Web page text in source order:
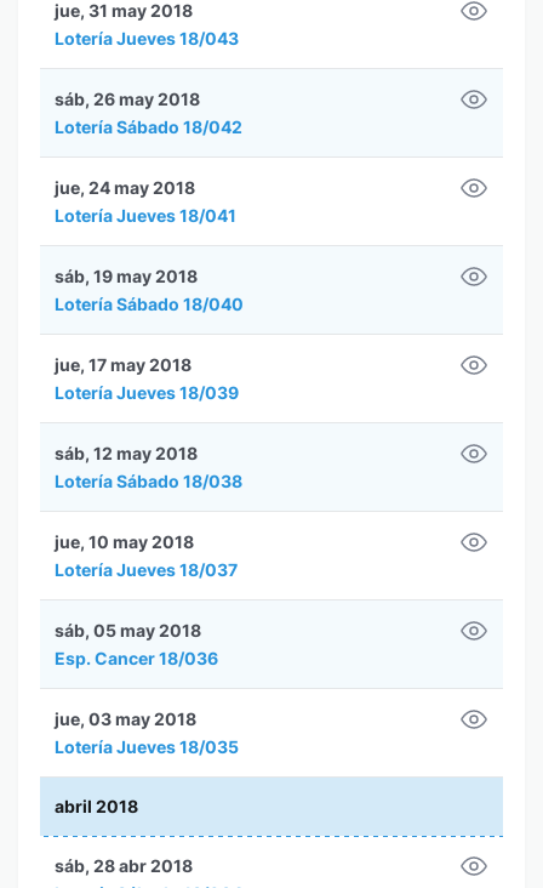
Lotería Jueves 18/043
jue, 31 may 2018
Lotería Sábado 18/042
sáb, 26 may 2018
Lotería Jueves 18/041
jue, 24 may 2018
Lotería Sábado 18/040
sáb, 19 may 2018
Lotería Jueves 18/039
jue, 17 may 2018
Lotería Sábado 18/038
sáb, 12 may 2018
Lotería Jueves 18/037
jue, 10 may 2018
Esp. Cancer 18/036
sáb, 05 may 2018
Lotería Jueves 18/035
jue, 03 may 2018
abril 2018
sáb, 28 abr 2018